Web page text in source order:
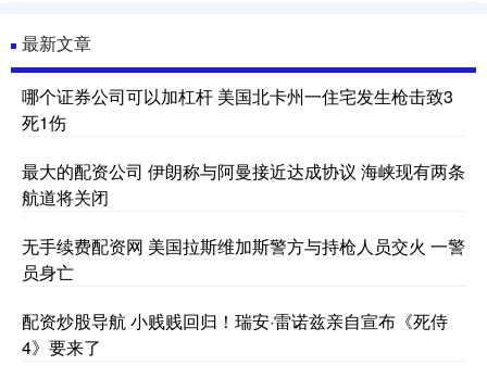
最新文章
哪个证券公司可以加杠杆 美国北卡州一住宅发生枪击致3
死1伤
最大的配资公司 伊朗称与阿曼接近达成协议 海峡现有两条
航道将关闭
无手续费配资网 美国拉斯维加斯警方与持枪人员交火 一警
员身亡
配资炒股导航 小贱贱回归！瑞安·雷诺兹亲自宣布《死侍
4》要来了